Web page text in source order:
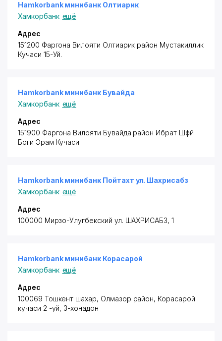
Hamkorbank минибанк Олтиарик
Хамкорбанк ещё
Адрес
151200 Фаргона Вилояти Олтиарик район Мустакиллик
Кучаси 15-Уй.
Hamkorbank минибанк Бувайда
Хамкорбанк ещё
Адрес
151900 Фаргона Вилояти Бувайда район Ибрат Шфй
Боги Эрам Кучаси
Hamkorbank минибанк Пойтахт ул. Шахрисабз
Хамкорбанк ещё
Адрес
100000 Мирзо-Улугбекский ул. ШАХРИСАБЗ, 1
Hamkorbank минибанк Корасарой
Хамкорбанк ещё
Адрес
100069 Тошкент шахар, Олмазор район, Корасарой
кучаси 2 -уй, 3-хонадон